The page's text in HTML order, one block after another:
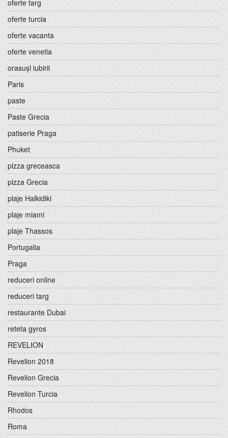
oferte targ
oferte turcia
oferte vacanta
oferte venetia
orasușl iubirii
Paris
paste
Paste Grecia
patiserie Praga
Phuket
pizza greceasca
pizza Grecia
plaje Halkidiki
plaje miami
plaje Thassos
Portugalia
Praga
reduceri online
reduceri targ
restaurante Dubai
reteta gyros
REVELION
Revelion 2018
Revelion Grecia
Revelion Turcia
Rhodos
Roma